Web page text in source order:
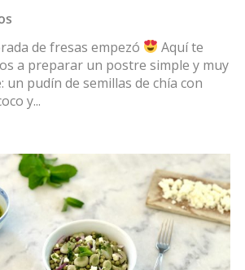
de fresas empezó
Aquí te
a preparar un postre simple y muy
un pudín de semillas de chía con
y...